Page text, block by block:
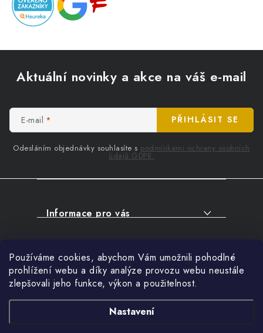
Používáme cookies, abychom Vám umožnili pohodlné
prohlížení webu a díky analýze provozu webu neustále
zlepšovali jeho funkce, výkon a použitelnost.
Nastavení
Aktuální novinky a akce na váš e-mail
E-mail
Odesláním objednávky souhlasíte s podmínkami ochrany osobních
údajů GDPR.
PŘIHLÁSIT SE
Z
Informace pro vás
SERVIS
FIRMY, ŠKOLY, PARTNEŘI
ARTHAS MAGAZÍN
Facebook
Přihlášení